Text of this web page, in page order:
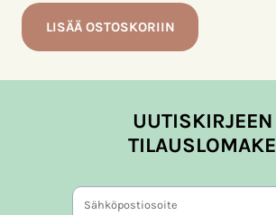
LISÄÄ OSTOSKORIIN
UUTISKIRJEEN
TILAUSLOMAKE